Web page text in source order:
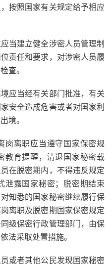
按照国家有关规定给予相应
当建立健全涉密人员管理制
责任和要求，对涉密人员履
查。
应当经有关部门批准，有关
安全造成危害或者对国家利
境。
离职应当遵守国家保密规
教育提醒，清退国家秘密载
在脱密期内，不得违反规定
泄露国家秘密；脱密期结束
知悉的国家秘密继续履行保
离职及脱密期国家保密规定
级保密行政管理部门，由保
法采取处置措施。
或者其他公民发现国家秘密